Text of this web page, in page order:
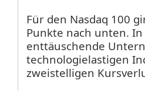
Für den Nasdaq 100
Punkte nach unten.
enttäuschende
technologielastigen
zweistelligen